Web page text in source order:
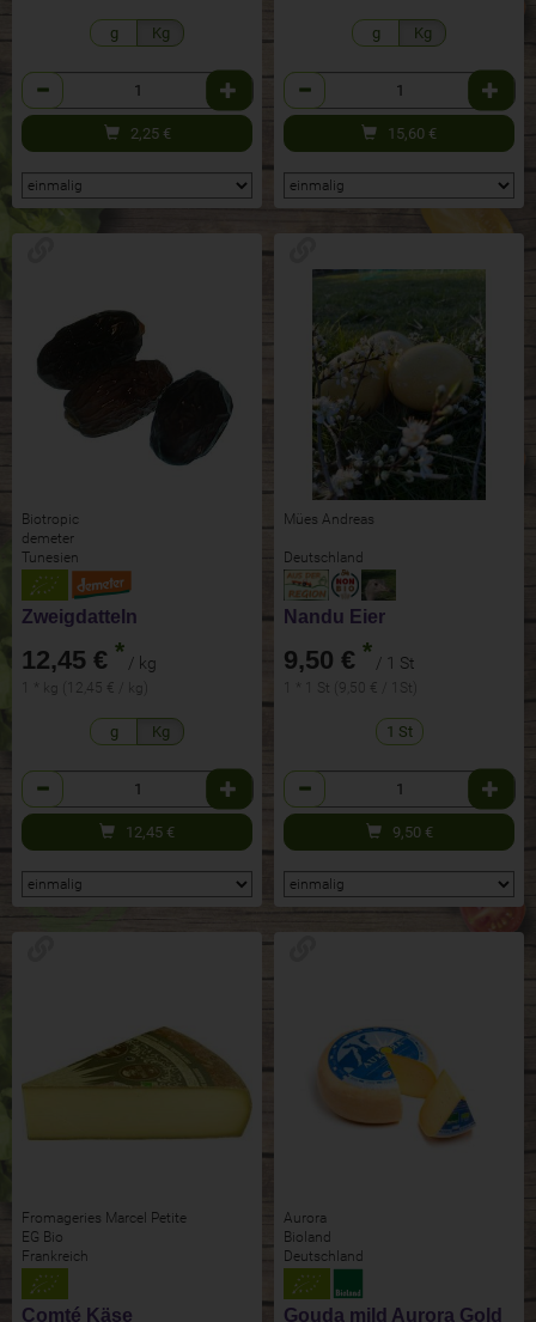
g Kg
Anzahl
2,25 €
g Kg
Anzahl
15,60 €
Biotropic
demeter
Tunesien
Zweigdatteln
12,45 € * / kg
1 * kg (12,45 € / kg)
g Kg
Anzahl
12,45 €
Mües Andreas
Deutschland
Nandu Eier
9,50 € * / 1 St
1 * 1 St (9,50 € / 1St)
1 St
Anzahl
9,50 €
Fromageries Marcel Petite
EG Bio
Frankreich
Comté Käse
Aurora
Bioland
Deutschland
Gouda mild Aurora Gold